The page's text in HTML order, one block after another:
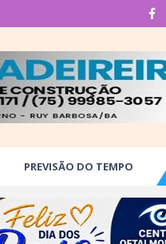
PREVISÃO DO TEMPO